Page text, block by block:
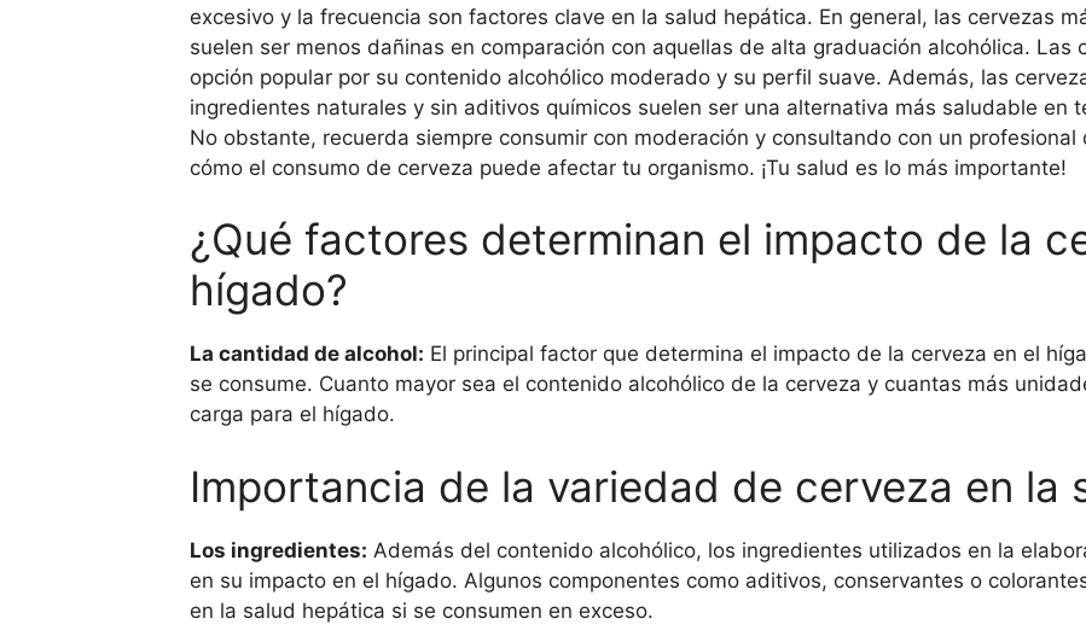
excesivo y la frecuencia son factores clave en la salud hepática. En general, las cervezas
suelen ser menos dañinas en comparación con aquellas de alta graduación alcohólica. Las
opción popular por su contenido alcohólico moderado y su perfil suave. Además, las
ingredientes naturales y sin aditivos químicos suelen ser una alternativa más saludable en
No obstante, recuerda siempre consumir con moderación y consultando con un
cómo el consumo de cerveza puede afectar tu organismo. ¡Tu salud es lo más importante!
¿Qué factores determinan el impacto de la
hígado?
La cantidad de alcohol: El principal factor que determina el impacto de la cerveza en el
se consume. Cuanto mayor sea el contenido alcohólico de la cerveza y cuantas más
carga para el hígado.
Importancia de la variedad de cerveza en la
Los ingredientes: Además del contenido alcohólico, los ingredientes utilizados en la
en su impacto en el hígado. Algunos componentes como aditivos, conservantes o
en la salud hepática si se consumen en exceso.